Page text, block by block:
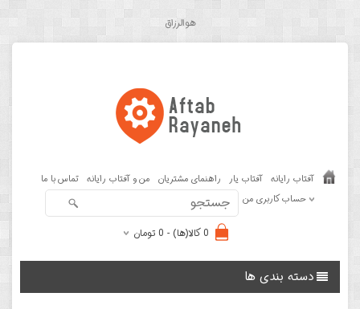
هوالرزاق
آفتاب رایانه آفتاب یار راهنمای مشتریان من و آفتاب رایانه تماس با ما
حساب کاربری من
0 کالا(ها) - 0 تومان
دسته بندی ها